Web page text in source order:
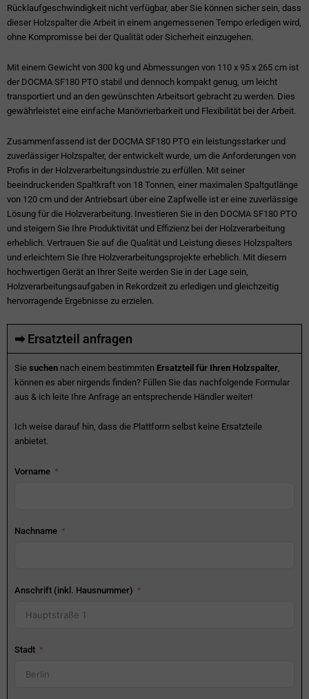
Rücklaufgeschwindigkeit nicht verfügbar, aber Sie können sicher sein, dass
dieser Holzspalter die Arbeit in einem angemessenen Tempo erledigen wird,
ohne Kompromisse bei der Qualität oder Sicherheit einzugehen.
Mit einem Gewicht von 300 kg und Abmessungen von 110 x 95 x 265 cm ist
der DOCMA SF180 PTO stabil und dennoch kompakt genug, um leicht
transportiert und an den gewünschten Arbeitsort gebracht zu werden. Dies
gewährleistet eine einfache Manövrierbarkeit und Flexibilität bei der Arbeit.
Zusammenfassend ist der DOCMA SF180 PTO ein leistungsstarker und
zuverlässiger Holzspalter, der entwickelt wurde, um die Anforderungen von
Profis in der Holzverarbeitungsindustrie zu erfüllen. Mit seiner
beeindruckenden Spaltkraft von 18 Tonnen, einer maximalen Spaltgutlänge
von 120 cm und der Antriebsart über eine Zapfwelle ist er eine zuverlässige
Lösung für die Holzverarbeitung. Investieren Sie in den DOCMA SF180 PTO
und steigern Sie Ihre Produktivität und Effizienz bei der Holzverarbeitung
erheblich. Vertrauen Sie auf die Qualität und Leistung dieses Holzspalters
und erleichtern Sie Ihre Holzverarbeitungsprojekte erheblich. Mit diesem
hochwertigen Gerät an Ihrer Seite werden Sie in der Lage sein,
Holzverarbeitungsaufgaben in Rekordzeit zu erledigen und gleichzeitig
hervorragende Ergebnisse zu erzielen.
➡ Ersatzteil anfragen
Sie suchen nach einem bestimmten Ersatzteil für Ihren Holzspalter
können es aber nirgends finden? Füllen Sie das nachfolgende Formular
aus & ich leite Ihre Anfrage an entsprechende Händler weiter!
Ich weise darauf hin, dass die Plattform selbst keine Ersatzteile
anbietet.
Vorname
Nachname
Anschrift (inkl. Hausnummer)
Stadt